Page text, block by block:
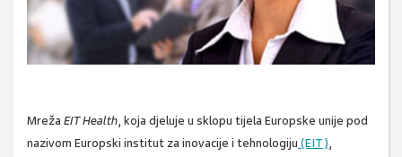
Mreža EIT Health, koja djeluje u sklopu tijela Europske unije pod
nazivom Europski institut za inovacije i tehnologiju (EIT),